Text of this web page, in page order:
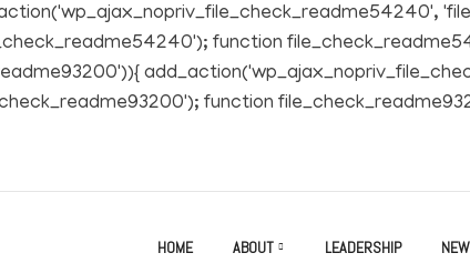
function
function
HOME ABOUT LEADERSHIP